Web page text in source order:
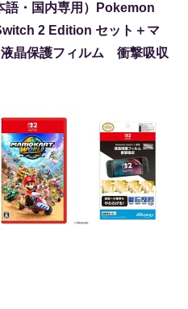
語・国内専用）Pokemon
2 Edition セット＋マ
液晶保護フィルム 衝撃吸収